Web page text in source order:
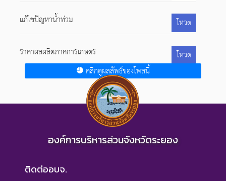
แก้ไขปัญหาน้ำท่วม โหวต
ราคาผลผลิตภาคการเกษตร
โหวต
คลิกดูผลลัพธ์ของโพลนี้
องค์การบริหารส่วนจังหวัดระยอง
ติดต่ออบจ.